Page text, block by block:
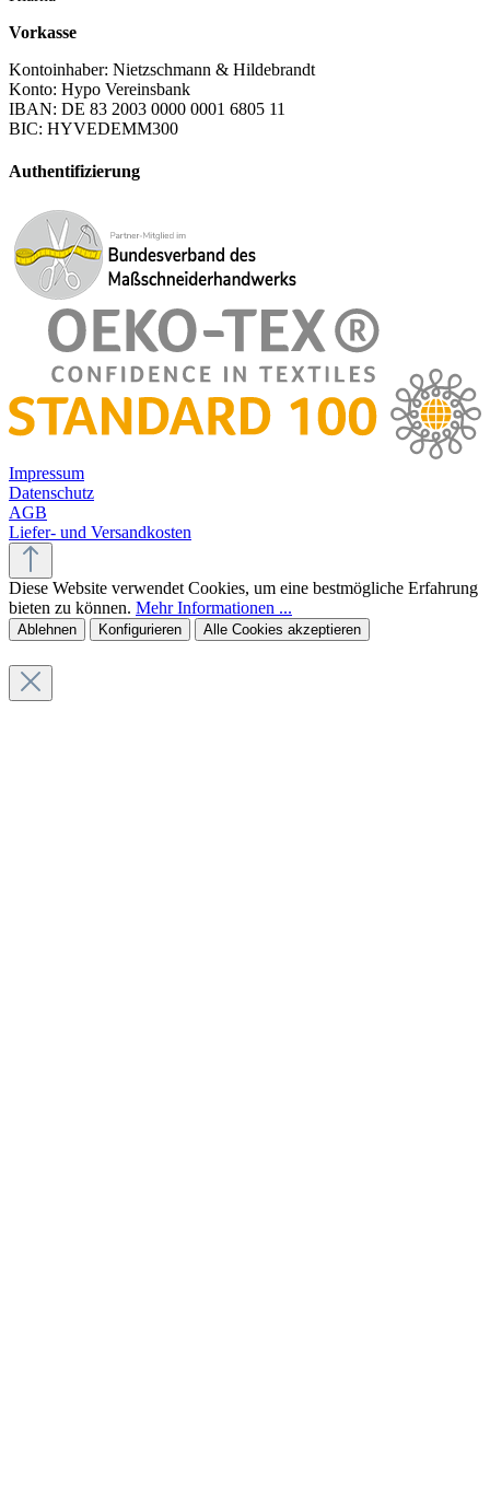
Vorkasse
Kontoinhaber: Nietzschmann & Hildebrandt
Konto: Hypo Vereinsbank
IBAN: DE 83 2003 0000 0001 6805 11
BIC: HYVEDEMM300
Authentifizierung
Impressum
Datenschutz
AGB
Liefer- und Versandkosten
Diese Website verwendet Cookies, um eine bestmögliche Erfahrung
bieten zu können. Mehr Informationen ...
Ablehnen Konfigurieren Alle Cookies akzeptieren